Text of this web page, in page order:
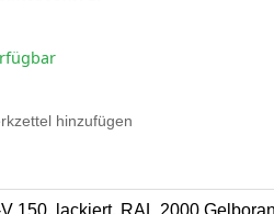
hinzufügen